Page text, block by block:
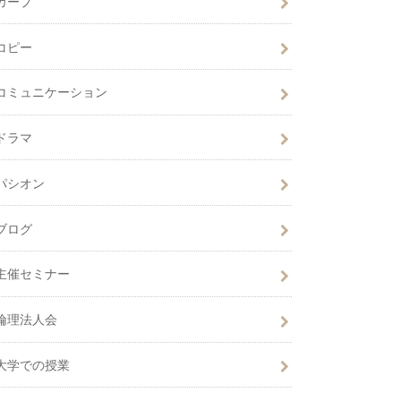
ピー
ミュニケーション
ドラマ
シオン
ログ
催セミナー
理法人会
学での授業